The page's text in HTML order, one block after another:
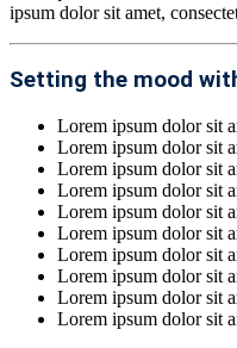
ipsum dolor sit amet,
Setting the mood
Lorem ipsum dolor sit
Lorem ipsum dolor sit
Lorem ipsum dolor sit
Lorem ipsum dolor sit
Lorem ipsum dolor sit
Lorem ipsum dolor sit
Lorem ipsum dolor sit
Lorem ipsum dolor sit
Lorem ipsum dolor sit
Lorem ipsum dolor sit